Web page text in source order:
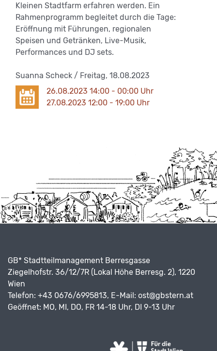
Kleinen Stadtfarm erfahren werden. Ein
Rahmenprogramm begleitet durch die Tage:
Eröffnung mit Führungen, regionalen
Speisen und Getränken, Live-Musik,
Performances und DJ sets.
Suanna Scheck / Freitag, 18.08.2023
26.08.2023 14:00 - 00:00 Uhr
27.08.2023 12:00 - 19:00 Uhr
GB* Stadtteilmanagement Berresgasse
Ziegelhofstr. 36/12/7R (Lokal Höhe Berresg. 2), 1220
Wien
Telefon: +43 0676/6995813, E-Mail: ost@gbstern.at
Geöffnet: MO, MI, DO, FR 14-18 Uhr, DI 9-13 Uhr